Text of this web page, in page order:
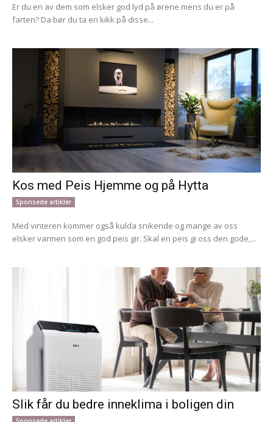
Er du en av dem som elsker god lyd på ørene mens du er på
farten? Da bør du ta en kikk på disse...
Kos med Peis Hjemme og på Hytta
Sponsede artikler
Med vinteren kommer også kulda snikende og mange av oss
elsker varmen som en god peis gir. Skal en peis gi oss den gode,...
Slik får du bedre inneklima i boligen din